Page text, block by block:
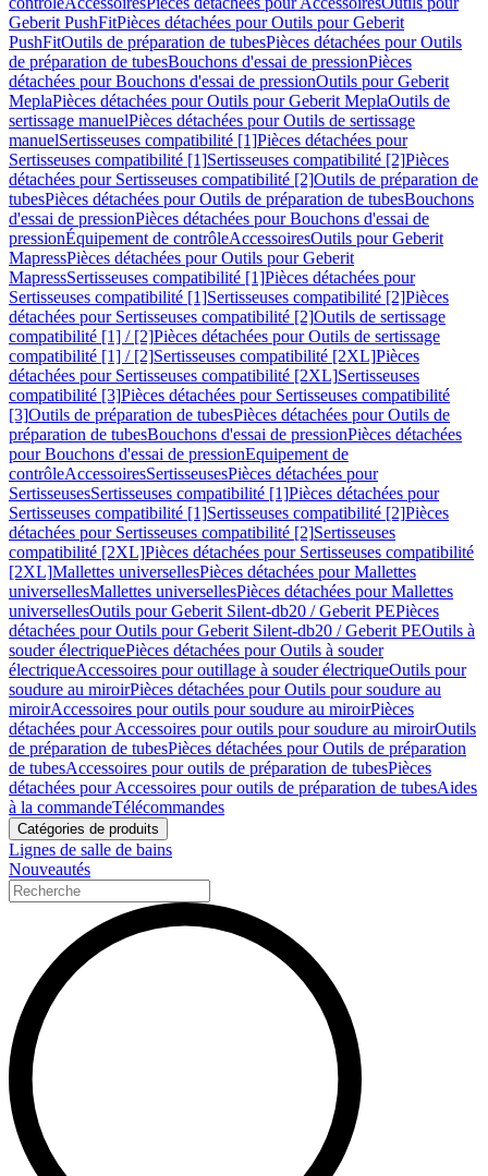
Geberit PushFitPièces détachées pour Outils pour Geberit
PushFitOutils de préparation de tubesPièces détachées pour Outils
de préparation de tubesBouchons d'essai de pressionPièces
détachées pour Bouchons d'essai de pressionOutils pour Geberit
MeplaPièces détachées pour Outils pour Geberit MeplaOutils de
sertissage manuelPièces détachées pour Outils de sertissage
manuelSertisseuses compatibilité [1]Pièces détachées pour
Sertisseuses compatibilité [1]Sertisseuses compatibilité [2]Pièces
détachées pour Sertisseuses compatibilité [2]Outils de préparation de
tubesPièces détachées pour Outils de préparation de tubesBouchons
d'essai de pressionPièces détachées pour Bouchons d'essai de
pressionÉquipement de contrôleAccessoiresOutils pour Geberit
MapressPièces détachées pour Outils pour Geberit
MapressSertisseuses compatibilité [1]Pièces détachées pour
Sertisseuses compatibilité [1]Sertisseuses compatibilité [2]Pièces
détachées pour Sertisseuses compatibilité [2]Outils de sertissage
compatibilité [1] / [2]Pièces détachées pour Outils de sertissage
compatibilité [1] / [2]Sertisseuses compatibilité [2XL]Pièces
détachées pour Sertisseuses compatibilité [2XL]Sertisseuses
compatibilité [3]Pièces détachées pour Sertisseuses compatibilité
[3]Outils de préparation de tubesPièces détachées pour Outils de
préparation de tubesBouchons d'essai de pressionPièces détachées
pour Bouchons d'essai de pressionEquipement de
contrôleAccessoiresSertisseusesPièces détachées pour
SertisseusesSertisseuses compatibilité [1]Pièces détachées pour
Sertisseuses compatibilité [1]Sertisseuses compatibilité [2]Pièces
détachées pour Sertisseuses compatibilité [2]Sertisseuses
compatibilité [2XL]Pièces détachées pour Sertisseuses compatibilité
[2XL]Mallettes universellesPièces détachées pour Mallettes
universellesMallettes universellesPièces détachées pour Mallettes
universellesOutils pour Geberit Silent-db20 / Geberit PEPièces
détachées pour Outils pour Geberit Silent-db20 / Geberit PEOutils à
souder électriquePièces détachées pour Outils à souder
électriqueAccessoires pour outillage à souder électriqueOutils pour
soudure au miroirPièces détachées pour Outils pour soudure au
miroirAccessoires pour outils pour soudure au miroirPièces
détachées pour Accessoires pour outils pour soudure au miroirOutils
de préparation de tubesPièces détachées pour Outils de préparation
de tubesAccessoires pour outils de préparation de tubesPièces
détachées pour Accessoires pour outils de préparation de tubesAides
à la commandeTélécommandes
Catégories de produits
Lignes de salle de bains
Nouveautés